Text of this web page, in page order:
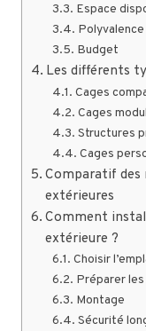
Espace
Polyvalence
Budget
Les différents
Cages
Cages
Structures
Cages
Comparatif des
extérieures
Comment
extérieure ?
Choisir
Préparer
Montage
Sécurité